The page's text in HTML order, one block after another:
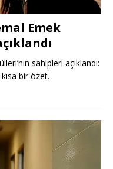
Emek
sahipleri açıklandı:
bir özet.